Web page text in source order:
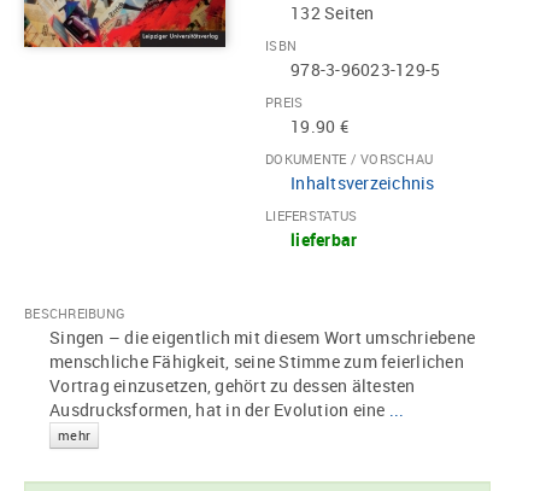
132 Seiten
ISBN
978-3-96023-129-5
PREIS
19.90 €
DOKUMENTE / VORSCHAU
Inhaltsverzeichnis
LIEFERSTATUS
lieferbar
BESCHREIBUNG
Singen – die eigentlich mit diesem Wort umschriebene
menschliche Fähigkeit, seine Stimme zum feierlichen
Vortrag einzusetzen, gehört zu dessen ältesten
Ausdrucksformen, hat in der Evolution eine ...
mehr